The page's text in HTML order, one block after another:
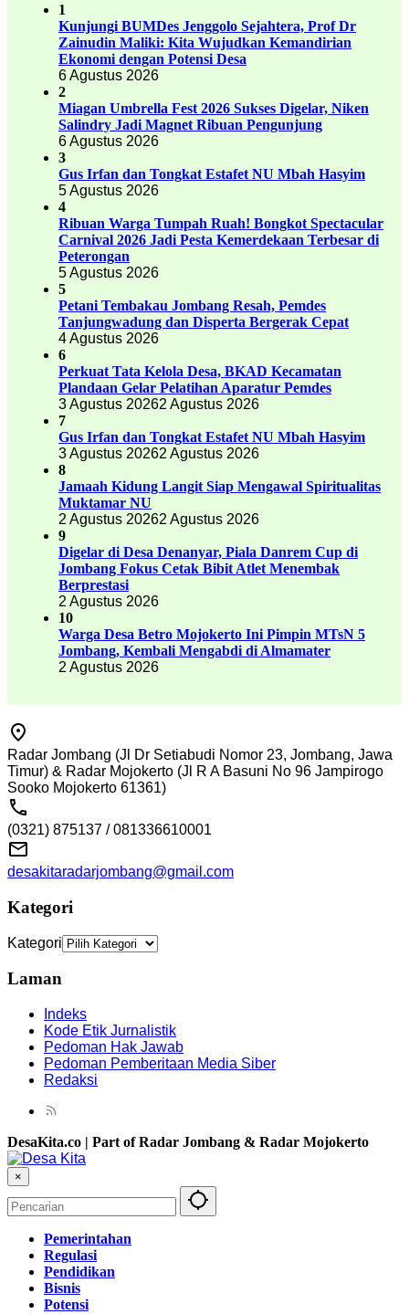
1
Kunjungi BUMDes Jenggolo Sejahtera, Prof Dr
Zainudin Maliki: Kita Wujudkan Kemandirian
Ekonomi dengan Potensi Desa
6 Agustus 2026
2
Miagan Umbrella Fest 2026 Sukses Digelar, Niken
Salindry Jadi Magnet Ribuan Pengunjung
6 Agustus 2026
3
Gus Irfan dan Tongkat Estafet NU Mbah Hasyim
5 Agustus 2026
4
Ribuan Warga Tumpah Ruah! Bongkot Spectacular
Carnival 2026 Jadi Pesta Kemerdekaan Terbesar di
Peterongan
5 Agustus 2026
5
Petani Tembakau Jombang Resah, Pemdes
Tanjungwadung dan Disperta Bergerak Cepat
4 Agustus 2026
6
Perkuat Tata Kelola Desa, BKAD Kecamatan
Plandaan Gelar Pelatihan Aparatur Pemdes
3 Agustus 20262 Agustus 2026
7
Gus Irfan dan Tongkat Estafet NU Mbah Hasyim
3 Agustus 20262 Agustus 2026
8
Jamaah Kidung Langit Siap Mengawal Spiritualitas
Muktamar NU
2 Agustus 20262 Agustus 2026
9
Digelar di Desa Denanyar, Piala Danrem Cup di
Jombang Fokus Cetak Bibit Atlet Menembak
Berprestasi
2 Agustus 2026
10
Warga Desa Betro Mojokerto Ini Pimpin MTsN 5
Jombang, Kembali Mengabdi di Almamater
2 Agustus 2026
Radar Jombang (Jl Dr Setiabudi Nomor 23, Jombang, Jawa
Timur) & Radar Mojokerto (Jl R A Basuni No 96 Jampirogo
Sooko Mojokerto 61361)
(0321) 875137 / 081336610001
desakitaradarjombang@gmail.com
Kategori
Kategori
Laman
Indeks
Kode Etik Jurnalistik
Pedoman Hak Jawab
Pedoman Pemberitaan Media Siber
Redaksi
DesaKita.co | Part of Radar Jombang & Radar Mojokerto
×
Pemerintahan
Regulasi
Pendidikan
Bisnis
Potensi